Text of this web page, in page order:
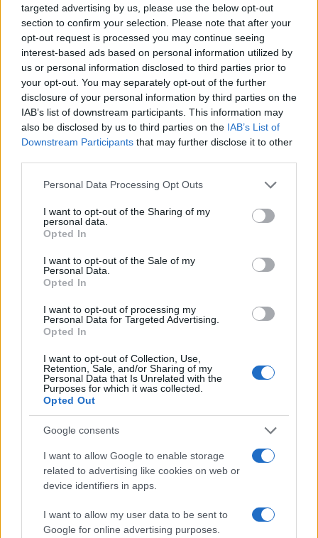
targeted advertising by us, please use the below opt-out
section to confirm your selection. Please note that after your
opt-out request is processed you may continue seeing
interest-based ads based on personal information utilized by
us or personal information disclosed to third parties prior to
your opt-out. You may separately opt-out of the further
disclosure of your personal information by third parties on the
IAB’s list of downstream participants. This information may
also be disclosed by us to third parties on the IAB’s List of
Downstream Participants that may further disclose it to other
Please note that this website/app uses one or more Google
not limited to your visit or usage behaviour. You may click to
grant or deny consent to Google and its third-party tags to
use your data for below specified purposes in below Google
consent section.
Personal Data Processing Opt Outs
I want to opt-out of the Sharing of my
personal data.
Opted In
I want to opt-out of the Sale of my
Personal Data.
Opted In
I want to opt-out of processing my
Personal Data for Targeted Advertising.
Opted In
I want to opt-out of Collection, Use,
Retention, Sale, and/or Sharing of my
Personal Data that Is Unrelated with the
Purposes for which it was collected.
Opted Out
Google consents
I want to allow Google to enable storage
related to advertising like cookies on web or
device identifiers in apps.
I want to allow my user data to be sent to
Google for online advertising purposes.
Share:
Ακολουθήστε το Νewsit.gr στοGoogle Newsκαι
ενημερωθείτε πρώτοι για όλη την ειδησεογραφία και τα
τελευταία νέα της ημέρας
Πιο δημοφιλή
Καρυστιανού - Η επόμενη μέρα για την
«Ελπίδα για τη Δημοκρατία»
Συγκίνηση στο τελευταίο αντίο στον Λάκη
Χαλκιά: Με την «Φάμπρικα», λαούτο και
κλαρίνα αποχαιρέτησαν την εμβληματική
φωνή της μεταπολίτευσης
Ποιος είναι ο ελληνοκύπριος Sir Ντέμης
Χασάμπης: Από το σκάκι, στο Νόμπελ
Χημείας και στο «τιμόνι» της AI της Google
Ο Κώστας Σαμαράς δημοσίευσε μία παιδική
φωτογραφία για την επέτειο θανάτου της
αδελφής του, Λένας
Το πολωμένο μελτέμι που τροφοδότησε τις
φωτιές σε Αττική και Βοιωτία: «Από τα
ισχυρότερα επεισόδια των τελευταίων 50
χρόνων»
Πιο σχολιασμένα
Μητσοτάκης στην υπογραφή συμφωνίας
για την ηλεκτρική διασύνδεση Ελλάδας –